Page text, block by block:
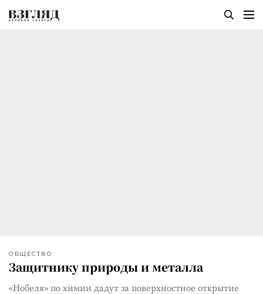
ОБЩЕСТВО
Защитнику природы и металла
«Нобеля» по химии дадут за поверхностное открытие